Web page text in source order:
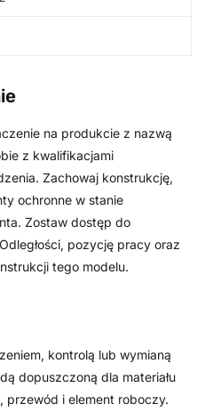
na produkcie z nazwą
z kwalifikacjami
Zachowaj konstrukcję,
ochronne w stanie
Zostaw dostęp do
pozycję pracy oraz
tego modelu.
kontrolą lub wymianą
dopuszczoną dla materiału
przewód i element roboczy.